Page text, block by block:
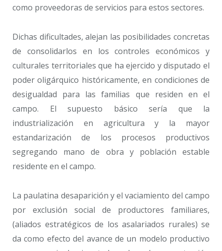
como proveedoras de servicios para estos sectores.
Dichas dificultades, alejan las posibilidades concretas
de consolidarlos en los controles económicos y
culturales territoriales que ha ejercido y disputado el
poder oligárquico históricamente, en condiciones de
desigualdad para las familias que residen en el
campo. El supuesto básico sería que la
industrialización en agricultura y la mayor
estandarización de los procesos productivos
segregando mano de obra y población estable
residente en el campo.
La paulatina desaparición y el vaciamiento del campo
por exclusión social de productores familiares,
(aliados estratégicos de los asalariados rurales) se
da como efecto del avance de un modelo productivo